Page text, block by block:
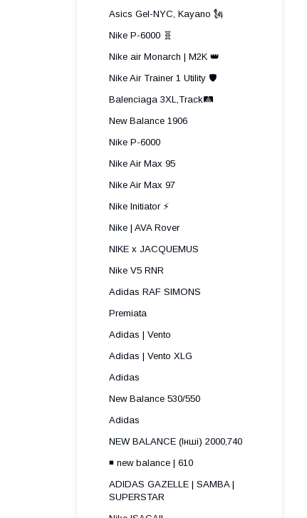
Asics Gel-NYC, Kayano 🗽
Nike P-6000 🧬
Nike air Monarch | M2K 👑
Nike Air Trainer 1 Utility 🛡️
Balenciaga 3XL,Track🛤️
New Balance 1906
Nike P-6000
Nike Air Max 95
Nike Air Max 97
Nike Initiator ⚡️
Nike | AVA Rover
NIKE x JACQUEMUS
Nike V5 RNR
Adidas RAF SIMONS
Premiata
Adidas | Vento
Adidas | Vento XLG
Adidas
New Balance 530/550
Adidas
NEW BALANCE (Інші) 2000,740
◾️ new balance | 610
ADIDAS GAZELLE | SAMBA |
SUPERSTAR